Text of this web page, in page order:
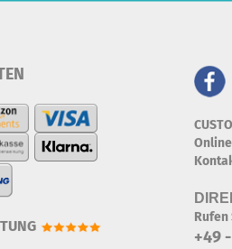
Rufen
+49